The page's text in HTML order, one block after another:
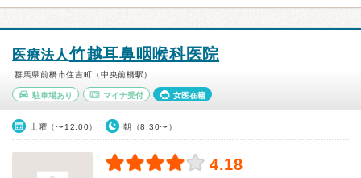
医療法人竹越耳鼻咽喉科医院
群馬県前橋市住吉町（中央前橋駅）
駐車場あり マイナ受付 女医在籍
土曜（〜12:00） 朝（8:30〜）
4.18